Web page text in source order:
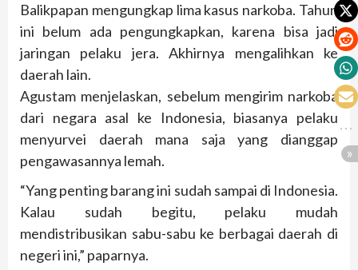
Balikpapan mengungkap lima kasus narkoba. Tahun
ini belum ada pengungkapkan, karena bisa jadi
jaringan pelaku jera. Akhirnya mengalihkan ke
daerah lain.
Agustam menjelaskan, sebelum mengirim narkoba
dari negara asal ke Indonesia, biasanya pelaku
menyurvei daerah mana saja yang dianggap
pengawasannya lemah.
“Yang penting barang ini sudah sampai di Indonesia.
Kalau sudah begitu, pelaku mudah
mendistribusikan sabu-sabu ke berbagai daerah di
negeri ini,” paparnya.